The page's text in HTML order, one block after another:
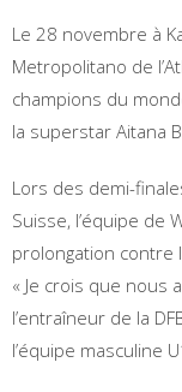
Le 28 novembre à
Metropolitano de
champions du
la superstar Aitana
Lors des demi-
Suisse, l’équipe de
prolongation contre
« Je crois que nous
l’entraîneur de la
l’équipe masculine